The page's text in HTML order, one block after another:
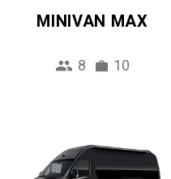
MINIVAN MAX
8 10